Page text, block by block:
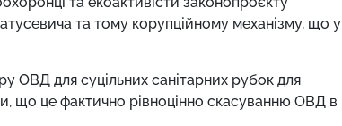
та тому корупційному механізму, що у
ОВД для суцільних санітарних рубок для
що це фактично рівноцінно скасуванню ОВД в